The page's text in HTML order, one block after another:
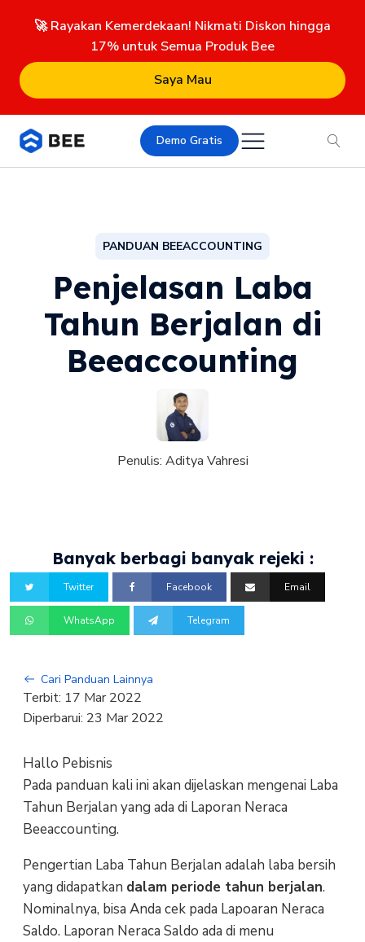
🚀 Rayakan Kemerdekaan! Nikmati Diskon hingga
17% untuk Semua Produk Bee
Saya Mau
Demo Gratis
PANDUAN BEEACCOUNTING
Penjelasan Laba
Tahun Berjalan di
Beeaccounting
Penulis: Aditya Vahresi
Banyak berbagi banyak rejeki :
Twitter Facebook Email
WhatsApp Telegram
Cari Panduan Lainnya
Terbit: 17 Mar 2022
Diperbarui: 23 Mar 2022
Hallo Pebisnis
Pada panduan kali ini akan dijelaskan mengenai Laba
Tahun Berjalan yang ada di Laporan Neraca
Beeaccounting.
Pengertian Laba Tahun Berjalan adalah laba bersih
yang didapatkan dalam periode tahun berjalan.
Nominalnya, bisa Anda cek pada Lapoaran Neraca
Saldo. Laporan Neraca Saldo ada di menu